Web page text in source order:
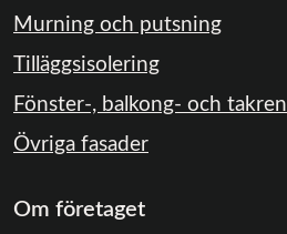
Murning och putsning
Tilläggsisolering
Fönster-, balkong- och
Övriga fasader
Om företaget